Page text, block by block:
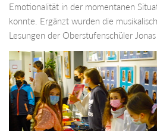
Emotionalität in der momentanen
konnte. Ergänzt wurden die
Lesungen der Oberstufenschüler